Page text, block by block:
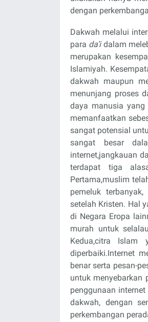
dengan
Dakwah melalui
para da’idalam
merupakan
Islamiyah.
dakwah maupun
menunjang proses
daya manusia
memanfaatkan
sangat potensial
sangat besar
internet,jangkauan
terdapat tiga
Pertama,muslim
pemeluk
setelah Kristen. Hal
di Negara Eropa
murah untuk
Kedua,citra
diperbaiki.Internet
benar serta pesan-
untuk menyebarkan
penggunaan
dakwah, dengan
perkembangan